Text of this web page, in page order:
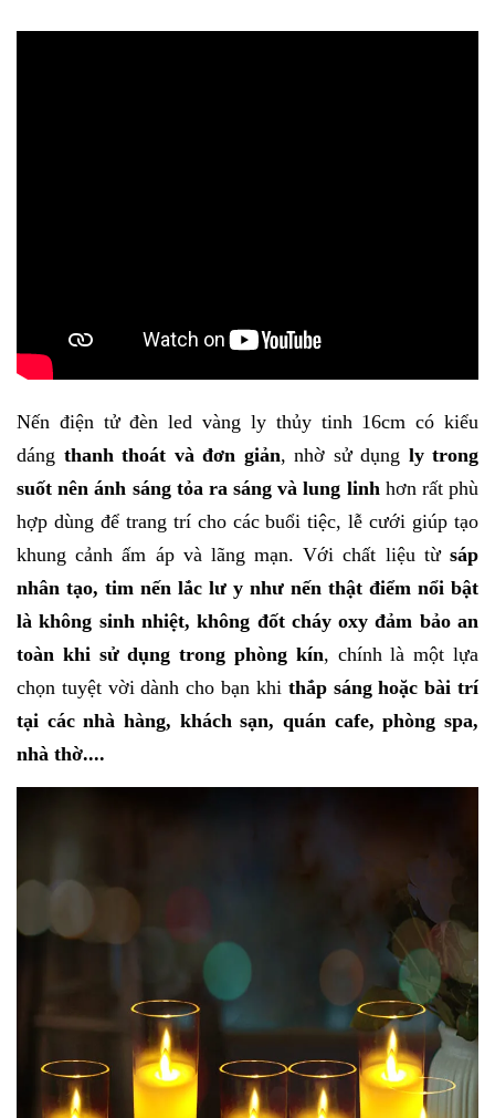
Nến điện tử đèn led vàng ly thủy tinh 16cm có kiểu
dáng thanh thoát và đơn giản, nhờ sử dụng ly trong
suốt nên ánh sáng tỏa ra sáng và lung linhhơn rất phù
hợp dùng để trang trí cho các buổi tiệc, lễ cưới giúp tạo
khung cảnh ấm áp và lãng mạn. Với chất liệu từsáp
nhân tạo, tim nến lắc lư y như nến thật điểm nổi bật
là không sinh nhiệt, không đốt cháy oxy đảm bảo an
toàn khi sử dụng trong phòng kín, chính là một lựa
chọn tuyệt vời dành cho bạn khi thắp sáng hoặc bài trí
tại các nhà hàng, khách sạn, quán cafe, phòng spa,
nhà thờ....